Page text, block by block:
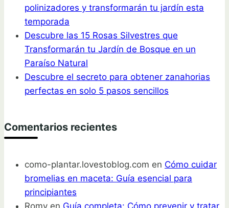
polinizadores y transformarán tu jardín esta
temporada
Descubre las 15 Rosas Silvestres que
Transformarán tu Jardín de Bosque en un
Paraíso Natural
Descubre el secreto para obtener zanahorias
perfectas en solo 5 pasos sencillos
Comentarios recientes
como-plantar.lovestoblog.com en Cómo cuidar
bromelias en maceta: Guía esencial para
principiantes